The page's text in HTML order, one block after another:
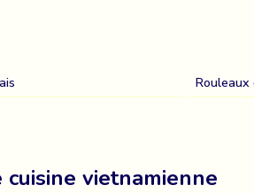
Rouleaux
vietnamienne